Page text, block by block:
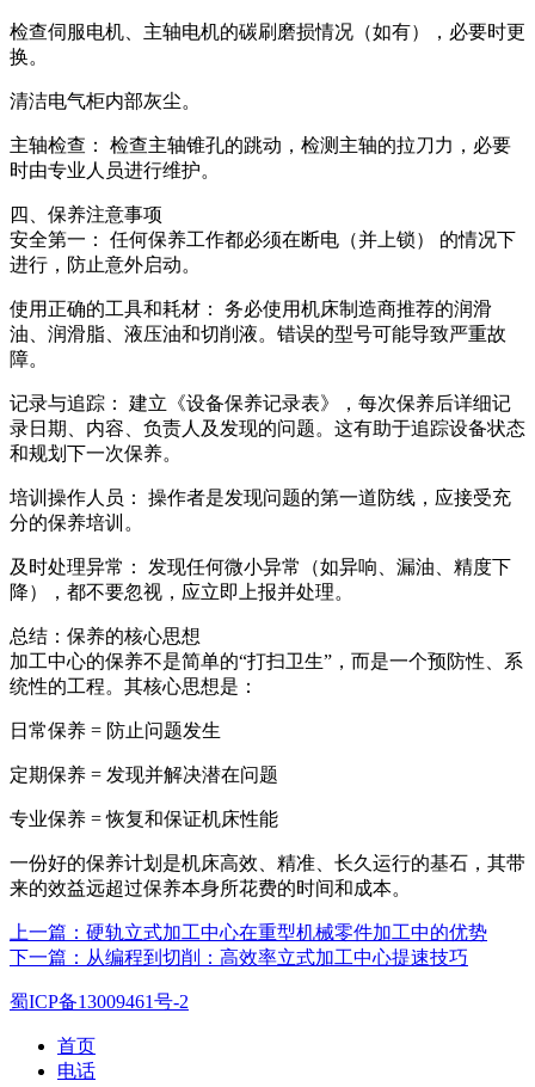
检查伺服电机、主轴电机的碳刷磨损情况（如有），必要时更
换。
清洁电气柜内部灰尘。
主轴检查： 检查主轴锥孔的跳动，检测主轴的拉刀力，必要
时由专业人员进行维护。
四、保养注意事项
安全第一： 任何保养工作都必须在断电（并上锁） 的情况下
进行，防止意外启动。
使用正确的工具和耗材： 务必使用机床制造商推荐的润滑
油、润滑脂、液压油和切削液。错误的型号可能导致严重故
障。
记录与追踪： 建立《设备保养记录表》，每次保养后详细记
录日期、内容、负责人及发现的问题。这有助于追踪设备状态
和规划下一次保养。
培训操作人员： 操作者是发现问题的第一道防线，应接受充
分的保养培训。
及时处理异常： 发现任何微小异常（如异响、漏油、精度下
降），都不要忽视，应立即上报并处理。
总结：保养的核心思想
加工中心的保养不是简单的“打扫卫生”，而是一个预防性、系
统性的工程。其核心思想是：
日常保养 = 防止问题发生
定期保养 = 发现并解决潜在问题
专业保养 = 恢复和保证机床性能
一份好的保养计划是机床高效、精准、长久运行的基石，其带
来的效益远超过保养本身所花费的时间和成本。
上一篇：硬轨立式加工中心在重型机械零件加工中的优势
下一篇：从编程到切削：高效率立式加工中心提速技巧
蜀ICP备13009461号-2
首页
电话